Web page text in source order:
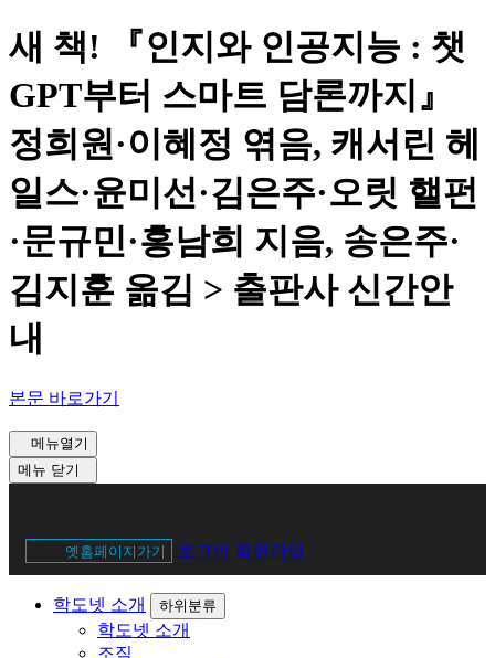
새 책! 『인지와 인공지능 : 챗
GPT부터 스마트 담론까지』
정희원·이혜정 엮음, 캐서린 헤
일스·윤미선·김은주·오릿 핼펀
·문규민·홍남희 지음, 송은주·
김지훈 옮김 > 출판사 신간안
내
본문 바로가기
메뉴열기
메뉴 닫기
메
뉴
옛홈페이지가기 로그인 회원가입
학도넷 소개 하위분류
학도넷 소개
조직